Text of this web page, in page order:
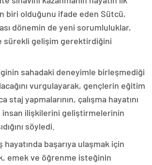
biri olduğunu ifade eden Sütcü,
dönemin de yeni sorumluluklar,
sürekli gelişim gerektirdiğini
sahadaki deneyimle birleşmediği
vurgulayarak, gençlerin eğitim
staj yapmalarının, çalışma hayatını
insan ilişkilerini geliştirmelerinin
söyledi.
hayatında başarıya ulaşmak için
emek ve öğrenme isteğinin